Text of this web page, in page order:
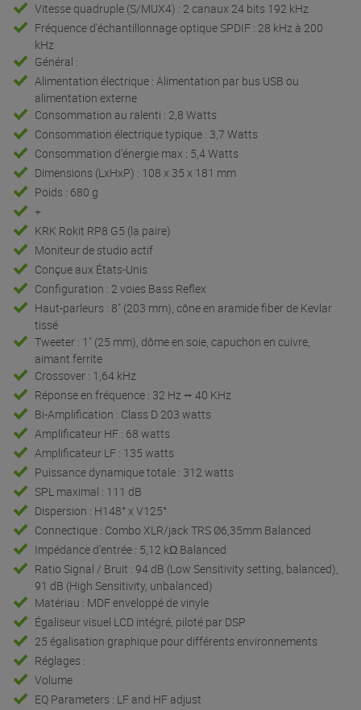
Vitesse quadruple (S/MUX4) : 2 canaux 24 bits 192 kHz
Fréquence d'échantillonnage optique SPDIF : 28 kHz à 200
kHz
Général :
Alimentation électrique : Alimentation par bus USB ou
alimentation externe
Consommation au ralenti : 2,8 Watts
Consommation électrique typique : 3,7 Watts
Consommation d'énergie max : 5,4 Watts
Dimensions (LxHxP) : 108 x 35 x 181 mm
Poids : 680 g
+
KRK Rokit RP8 G5 (la paire)
Moniteur de studio actif
Conçue aux États-Unis
Configuration : 2 voies Bass Reflex
Haut-parleurs : 8" (203 mm), cône en aramide fiber de Kevlar
tissé
Tweeter : 1" (25 mm), dôme en soie, capuchon en cuivre,
aimant ferrite
Crossover : 1,64 kHz
Réponse en fréquence : 32 Hz ⭢ 40 KHz
Bi-Amplification : Class D 203 watts
Amplificateur HF : 68 watts
Amplificateur LF : 135 watts
Puissance dynamique totale : 312 watts
SPL maximal : 111 dB
Dispersion : H148° x V125°
Connectique : Combo XLR/jack TRS Ø6,35mm Balanced
Impédance d'entrée : 5,12 kΩ Balanced
Ratio Signal / Bruit : 94 dB (Low Sensitivity setting, balanced),
91 dB (High Sensitivity, unbalanced)
Matériau : MDF enveloppé de vinyle
Égaliseur visuel LCD intégré, piloté par DSP
25 égalisation graphique pour différents environnements
Réglages :
Volume
EQ Parameters : LF and HF adjust